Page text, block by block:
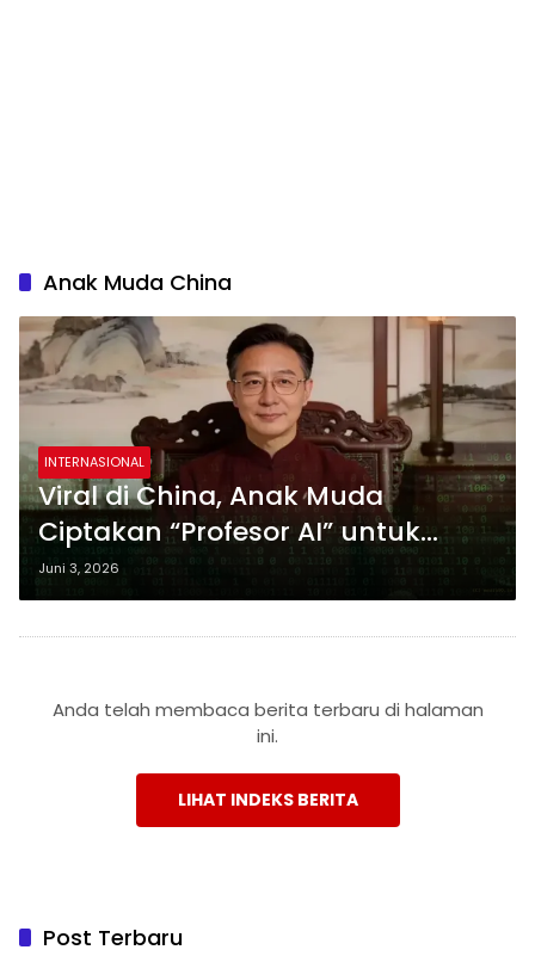
Anak Muda China
INTERNASIONAL
Viral di China, Anak Muda
Ciptakan “Profesor AI” untuk
Hadapi Tekanan Orang Tua
Juni 3, 2026
Anda telah membaca berita terbaru di halaman
ini.
LIHAT INDEKS BERITA
Post Terbaru